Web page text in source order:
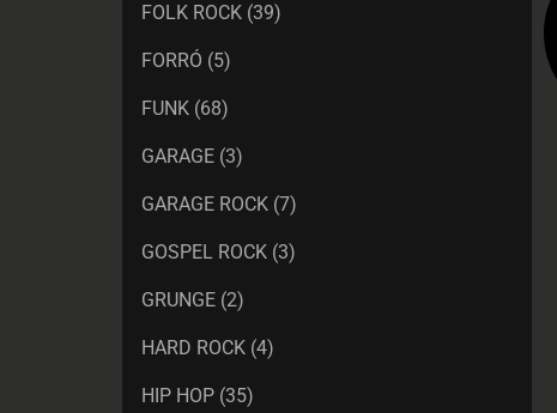
FOLK ROCK (39)
FORRÓ (5)
FUNK (68)
GARAGE (3)
GARAGE ROCK (7)
GOSPEL ROCK (3)
GRUNGE (2)
HARD ROCK (4)
HIP HOP (35)